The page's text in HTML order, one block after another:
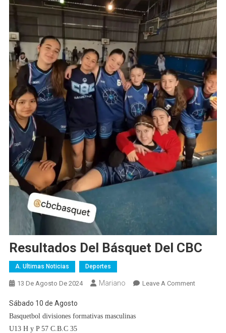
Resultados Del Básquet Del CBC
A. Ultimas Noticias Deportes
13 De Agosto De 2024 Mariano Leave A CommentOn
Sábado 10 de Agosto
Basquetbol divisiones formativas masculinas
U13 H y P 57 C.B.C 35